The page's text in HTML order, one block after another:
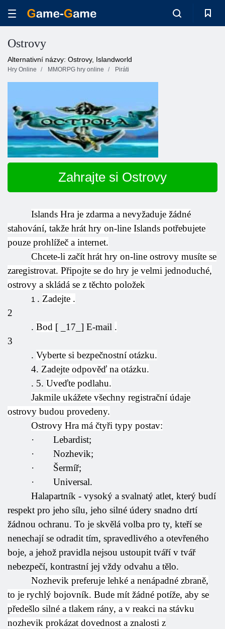
Ostrovy
Alternativní názvy: Ostrovy, Islandworld
Hry Online MMORPG hry online Piráti
Zahrajte si Ostrovy
Islands Hra je zdarma a nevyžaduje žádné
stahování, takže hrát hry on-line Islands potřebujete
pouze prohlížeč a internet.
Chcete-li začít hrát hry on-line ostrovy musíte se
zaregistrovat. Připojte se do hry je velmi jednoduché,
ostrovy a skládá se z těchto položek
1 . Zadejte .
2
.Bod [ _17_] E-mail .
3
.Vyberte si bezpečnostní otázku.
4. Zadejte odpověď na otázku.
. 5.Uveďte podlahu.
Jakmile ukážete všechny registrační údaje
ostrovy budou provedeny.
Ostrovy Hra má čtyři typy postav:
·
Lebardist;
·
Nozhevik;
·
Šermíř;
·
Universal.
Halapartník - vysoký a svalnatý atlet, který budí
respekt pro jeho sílu, jeho silné údery snadno drtí
žádnou ochranu. To je skvělá volba pro ty, kteří se
nenechají se odradit tím, spravedlivého a otevřeného
boje, a jehož pravidla nejsou ustoupit tváří v tvář
nebezpečí, kontrastní jej vždy odvahu a tělo.
Nozhevik preferuje lehké a nenápadné zbraně,
to je rychlý bojovník. Bude mít žádné potíže, aby se
předešlo silné a tlakem rány, a v reakci na stávku
nozhevik prokázat dovednost a znalosti z